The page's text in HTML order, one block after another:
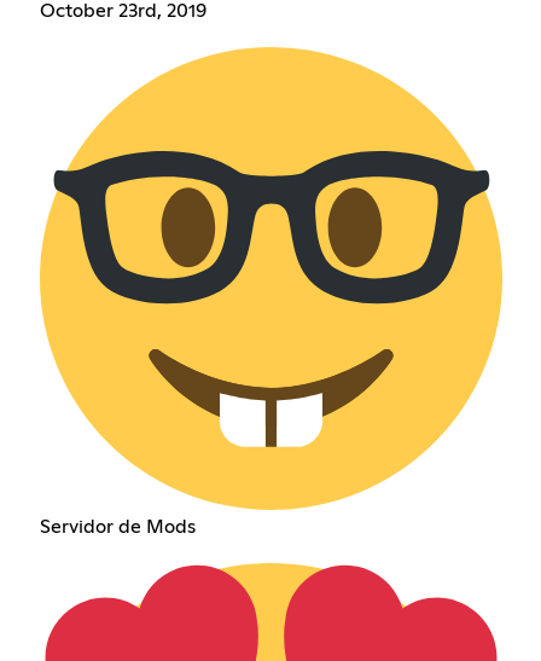
October 23rd, 2019
Servidor de Mods